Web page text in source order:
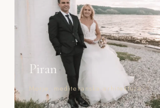
Piran
Morje, mediteranska arhitektura